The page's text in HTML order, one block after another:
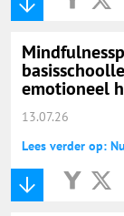
emotioneel
13.07.26
Lees verder op: